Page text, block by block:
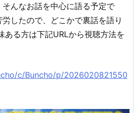
んなお話を中心に語る予定で
したので、どこかで裏話を語り
ある方は下記URLから視聴方法を
c/Buncho/p/2026020821550